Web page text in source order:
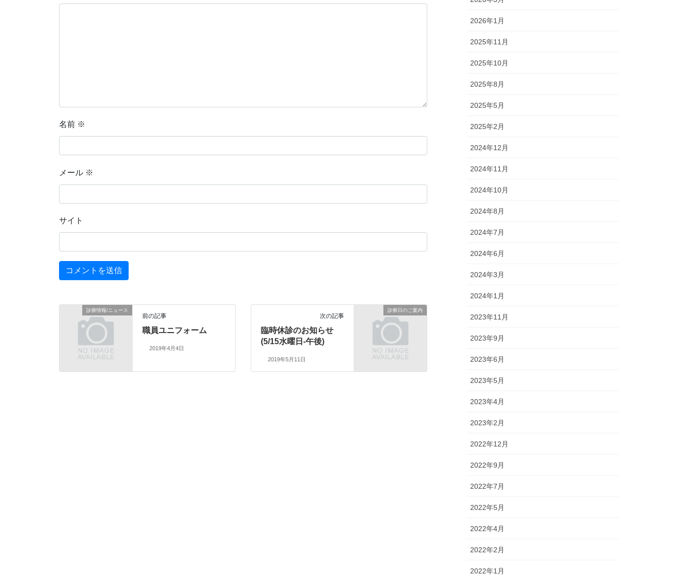
名前 ※
メール ※
サイト
診療情報/ニュース
前の記事
職員ユニフォーム
2019年4月4日
診療日のご案内
次の記事
臨時休診のお知らせ
(5/15水曜日-午後)
2019年5月11日
2026年1月
2025年11月
2025年10月
2025年8月
2025年5月
2025年2月
2024年12月
2024年11月
2024年10月
2024年8月
2024年7月
2024年6月
2024年3月
2024年1月
2023年11月
2023年9月
2023年6月
2023年5月
2023年4月
2023年2月
2022年12月
2022年9月
2022年7月
2022年5月
2022年4月
2022年2月
2022年1月